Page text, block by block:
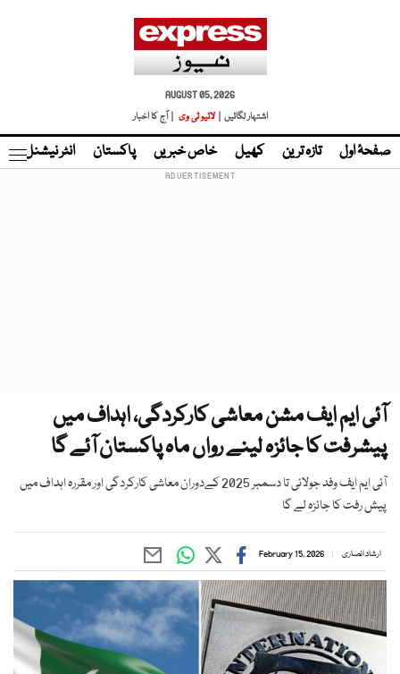
AUGUST 05, 2026
اشتہار لگائیں |
لائیو ٹی وی | آج کا اخبار
صفحۂ اول تازہ ترین کھیل خاص خبریں پاکستان انٹر نیشنل
آئی ایم ایف مشن معاشی کارکردگی، اہداف میں
پیشرفت کا جائزہ لینے رواں ماہ پاکستان آئے گا
آئی ایم ایف وفد جولائی تا دسمبر 2025 کےدوران معاشی کارکردگی اور مقررہ اہداف میں
پیش رفت کا جائزہ لے گا
ارشاد انصاری February 15, 2026